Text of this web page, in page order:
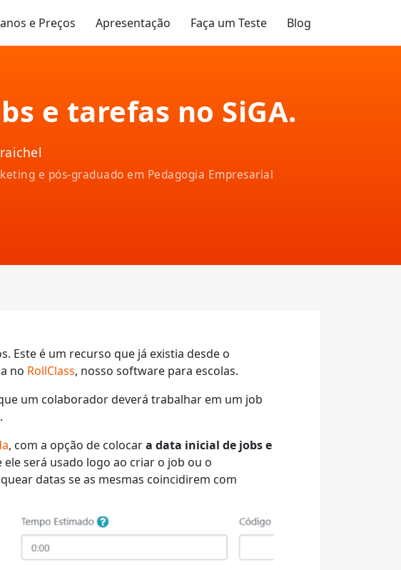
e Preços Apresentação Faça um Teste Blog
e tarefas no SiGA.
e pós-graduado em Pedagogia Empresarial
Este é um recurso que já existia desde o
no RollClass, nosso software para escolas.
um colaborador deverá trabalhar em um job
, com a opção de colocara data inicial de jobs e
será usado logo ao criar o job ou o
datas se as mesmas coincidirem com